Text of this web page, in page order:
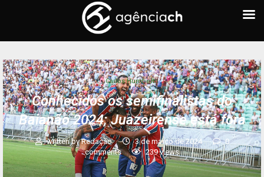
Carlos Humberto
Conhecidos os semifinalistas do
Baianão 2024; Juazeirense está fora
written byRedação 3 de março de 2024
0
comments
239views